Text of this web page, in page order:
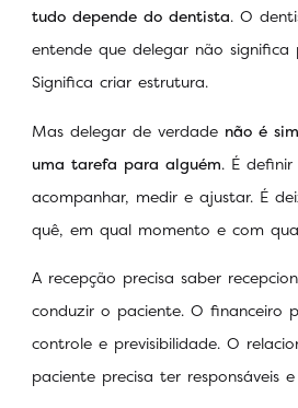
tudo depende do dentista. O
entende que delegar não significa
Significa criar estrutura.
Mas delegar de verdade não é
uma tarefa para alguém. É definir
acompanhar, medir e ajustar. É
quê, em qual momento e com
A recepção precisa saber
conduzir o paciente. O financeiro
controle e previsibilidade. O
paciente precisa ter responsáveis